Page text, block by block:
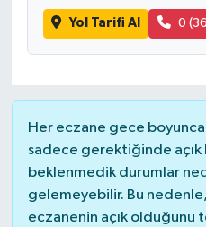
Yol Tarifi Al 0
Her eczane gece boyunca
sadece gerektiğinde açık
beklenmedik durumlar
gelemeyebilir. Bu
eczanenin açık olduğunu
Türkiye